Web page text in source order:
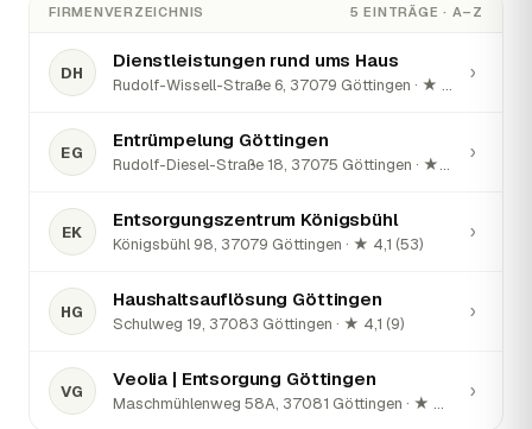
FIRMENVERZEICHNIS 5 EINTRÄGE · A–Z
DH
Dienstleistungen rund ums Haus
Rudolf-Wissell-Straße 6, 37079 Göttingen · ★ 5 (1)
›
EG
Entrümpelung Göttingen
Rudolf-Diesel-Straße 18, 37075 Göttingen · ★ 5 (1)
›
EK
Entsorgungszentrum Königsbühl
Königsbühl 98, 37079 Göttingen · ★ 4,1 (53)
›
HG
Haushaltsauflösung Göttingen
Schulweg 19, 37083 Göttingen · ★ 4,1 (9)
›
VG
Veolia | Entsorgung Göttingen
Maschmühlenweg 58A, 37081 Göttingen · ★ 4,3 (12)
›